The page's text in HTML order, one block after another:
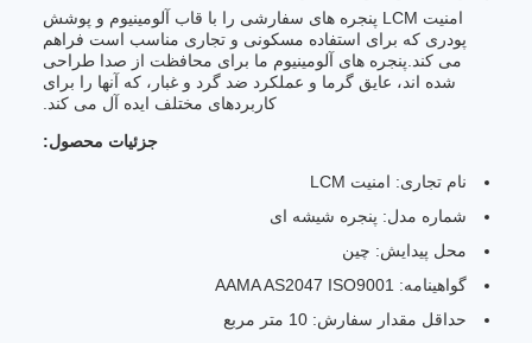
امنیت LCM پنجره های سفارشی را با قاب آلومینیوم و پوشش
پودری که برای استفاده مسکونی و تجاری مناسب است فراهم
می کند.پنجره های آلومینیوم ما برای محافظت از صدا طراحی
شده اند، عایق گرما و عملکرد ضد گرد و غبار، که آنها را برای
کاربردهای مختلف ایده آل می کند.
جزئیات محصول:
نام تجاری: امنیت LCM
شماره مدل: پنجره شیشه ای
محل پیدایش: چین
گواهینامه: AAMA AS2047 ISO9001
حداقل مقدار سفارش: 10 متر مربع